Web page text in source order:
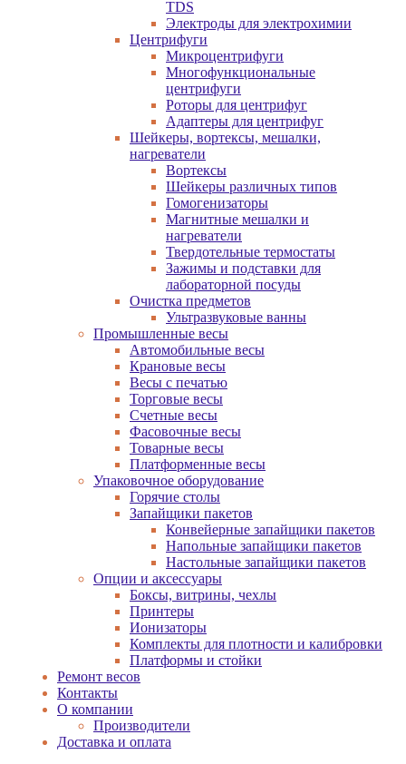
TDS
Электроды для электрохимии
Центрифуги
Микроцентрифуги
Многофункциональные
центрифуги
Роторы для центрифуг
Адаптеры для центрифуг
Шейкеры, вортексы, мешалки,
нагреватели
Вортексы
Шейкеры различных типов
Гомогенизаторы
Магнитные мешалки и
нагреватели
Твердотельные термостаты
Зажимы и подставки для
лабораторной посуды
Очистка предметов
Ультразвуковые ванны
Промышленные весы
Автомобильные весы
Крановые весы
Весы с печатью
Торговые весы
Счетные весы
Фасовочные весы
Товарные весы
Платформенные весы
Упаковочное оборудование
Горячие столы
Запайщики пакетов
Конвейерные запайщики пакетов
Напольные запайщики пакетов
Настольные запайщики пакетов
Опции и аксессуары
Боксы, витрины, чехлы
Принтеры
Ионизаторы
Комплекты для плотности и калибровки
Платформы и стойки
Ремонт весов
Контакты
О компании
Производители
Доставка и оплата